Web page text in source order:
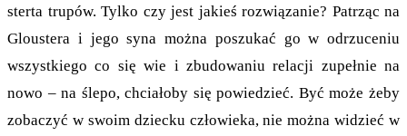
sterta trupów. Tylko czy jest jakieś rozwiązanie? Patrząc na
Gloustera i jego syna można poszukać go w odrzuceniu
wszystkiego co się wie i zbudowaniu relacji zupełnie na
nowo – na ślepo, chciałoby się powiedzieć. Być może żeby
zobaczyć w swoim dziecku człowieka, nie można widzieć w